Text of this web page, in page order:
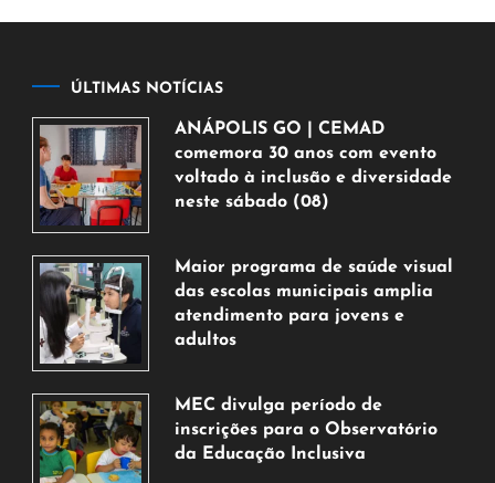
ÚLTIMAS NOTÍCIAS
ANÁPOLIS GO | CEMAD
comemora 30 anos com evento
voltado à inclusão e diversidade
neste sábado (08)
de
agosto
de
2026
Maior programa de saúde visual
das escolas municipais amplia
atendimento para jovens e
adultos
de
agosto
de
MEC divulga período de
inscrições para o Observatório
da Educação Inclusiva